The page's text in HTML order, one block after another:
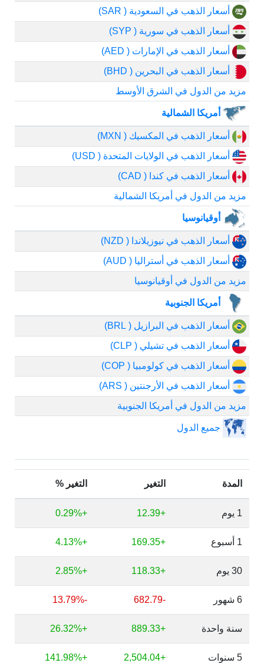
أسعار الذهب في السعودية ( SAR)
أسعار الذهب في سورية ( SYP)
أسعار الذهب في الإمارات ( AED)
أسعار الذهب في البحرين ( BHD)
مزيد من الدول في الشرق الأوسط
أمريكا الشمالية
أسعار الذهب في المكسيك ( MXN)
أسعار الذهب في الولايات المتحدة ( USD)
أسعار الذهب في كندا ( CAD)
مزيد من الدول في أمريكا الشمالية
أوقيانوسيا
أسعار الذهب في نيوزيلاندا ( NZD)
أسعار الذهب في أستراليا ( AUD)
مزيد من الدول في أوقيانوسيا
أمريكا الجنوبية
أسعار الذهب في البرازيل ( BRL)
أسعار الذهب في تشيلي ( CLP)
أسعار الذهب في كولومبيا ( COP)
أسعار الذهب في الأرجنتين ( ARS)
مزيد من الدول في أمريكا الجنوبية
جميع الدول
المدة التغير التغير %
1 يوم +12.39
+0.29%
1 أسبوع +169.35
+4.13%
30 يوم +118.33
+2.85%
6 شهور -682.79
-13.79%
سنة واحدة +889.33
+26.32%
5 سنوات +2,504.04
+141.98%